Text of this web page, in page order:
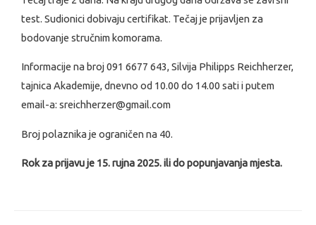
test. Sudionici dobivaju certifikat. Tečaj je prijavljen za
bodovanje stručnim komorama.
Informacije na broj 091 6677 643, Silvija Philipps Reichherzer,
tajnica Akademije, dnevno od 10.00 do 14.00 sati i putem
email-a: sreichherzer@gmail.com
Broj polaznika je ograničen na 40.
Rok za prijavu je 15. rujna 2025. ili do popunjavanja mjesta.